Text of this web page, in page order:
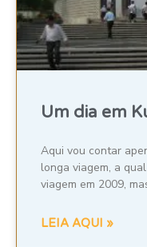
Um dia em
Aqui vou contar
longa viagem, a
viagem em 2009,
LEIA AQUI »